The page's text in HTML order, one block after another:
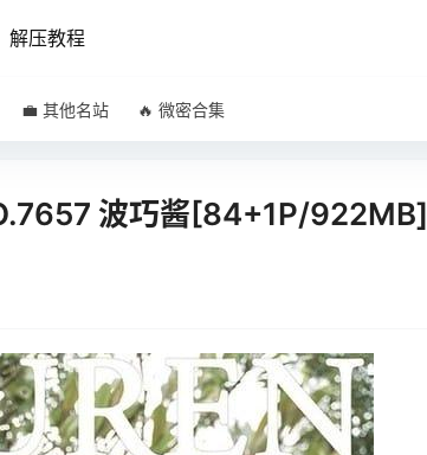
解压教程
💼 其他名站 🔥 微密合集
波巧酱[84+1P/922MB]